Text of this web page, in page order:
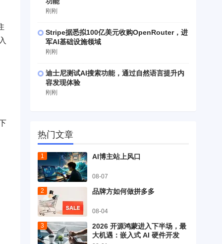
刚刚
Stripe据悉拟100亿美元收购OpenRouter，进
军AI基础设施领域
刚刚
迪士尼测试AI搜索功能，通过自然语言提升内
容发现体验
刚刚
热门文章
AI博主站上风口
08-07
品牌方如何做拼多多
08-04
2026 开源鸿蒙进入下半场，最
大机遇：嵌入式 AI 硬件开发